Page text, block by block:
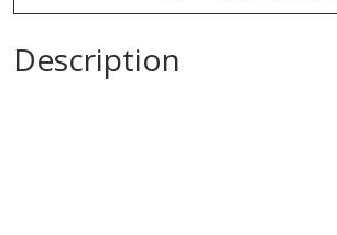
Description